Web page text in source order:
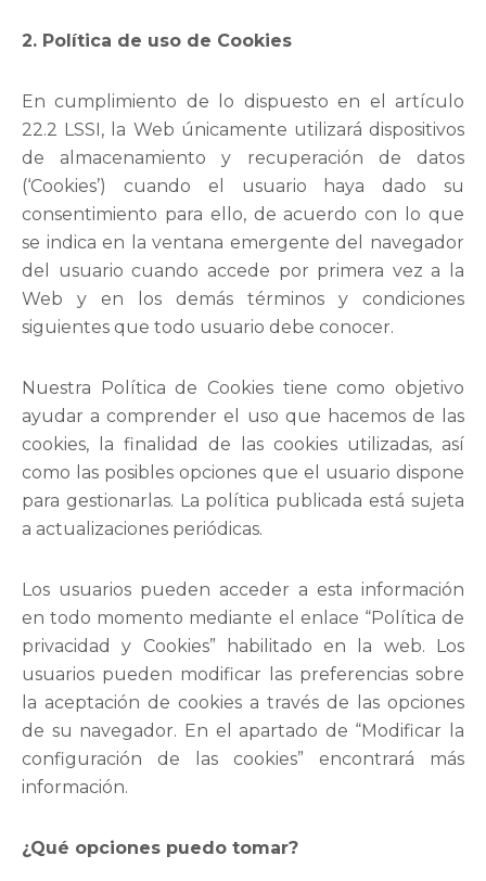
2. Política de uso de Cookies
En cumplimiento de lo dispuesto en el artículo
22.2 LSSI, la Web únicamente utilizará dispositivos
de almacenamiento y recuperación de datos
(‘Cookies’) cuando el usuario haya dado su
consentimiento para ello, de acuerdo con lo que
se indica en la ventana emergente del navegador
del usuario cuando accede por primera vez a la
Web y en los demás términos y condiciones
siguientes que todo usuario debe conocer.
Nuestra Política de Cookies tiene como objetivo
ayudar a comprender el uso que hacemos de las
cookies, la finalidad de las cookies utilizadas, así
como las posibles opciones que el usuario dispone
para gestionarlas. La política publicada está sujeta
a actualizaciones periódicas.
Los usuarios pueden acceder a esta información
en todo momento mediante el enlace “Política de
privacidad y Cookies” habilitado en la web. Los
usuarios pueden modificar las preferencias sobre
la aceptación de cookies a través de las opciones
de su navegador. En el apartado de “Modificar la
configuración de las cookies” encontrará más
información.
¿Qué opciones puedo tomar?